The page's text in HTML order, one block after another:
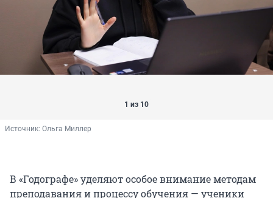
1 из 10
Источник: Ольга Миллер
В «Годографе» уделяют особое внимание методам
преподавания и процессу обучения — ученики